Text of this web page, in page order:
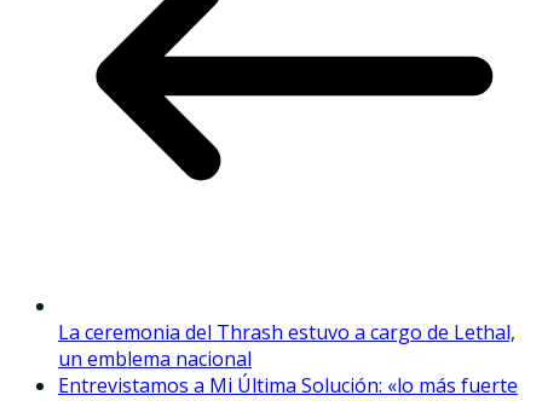
La ceremonia del Thrash estuvo a cargo de Lethal,
un emblema nacional
Entrevistamos a Mi Última Solución: «lo más fuerte